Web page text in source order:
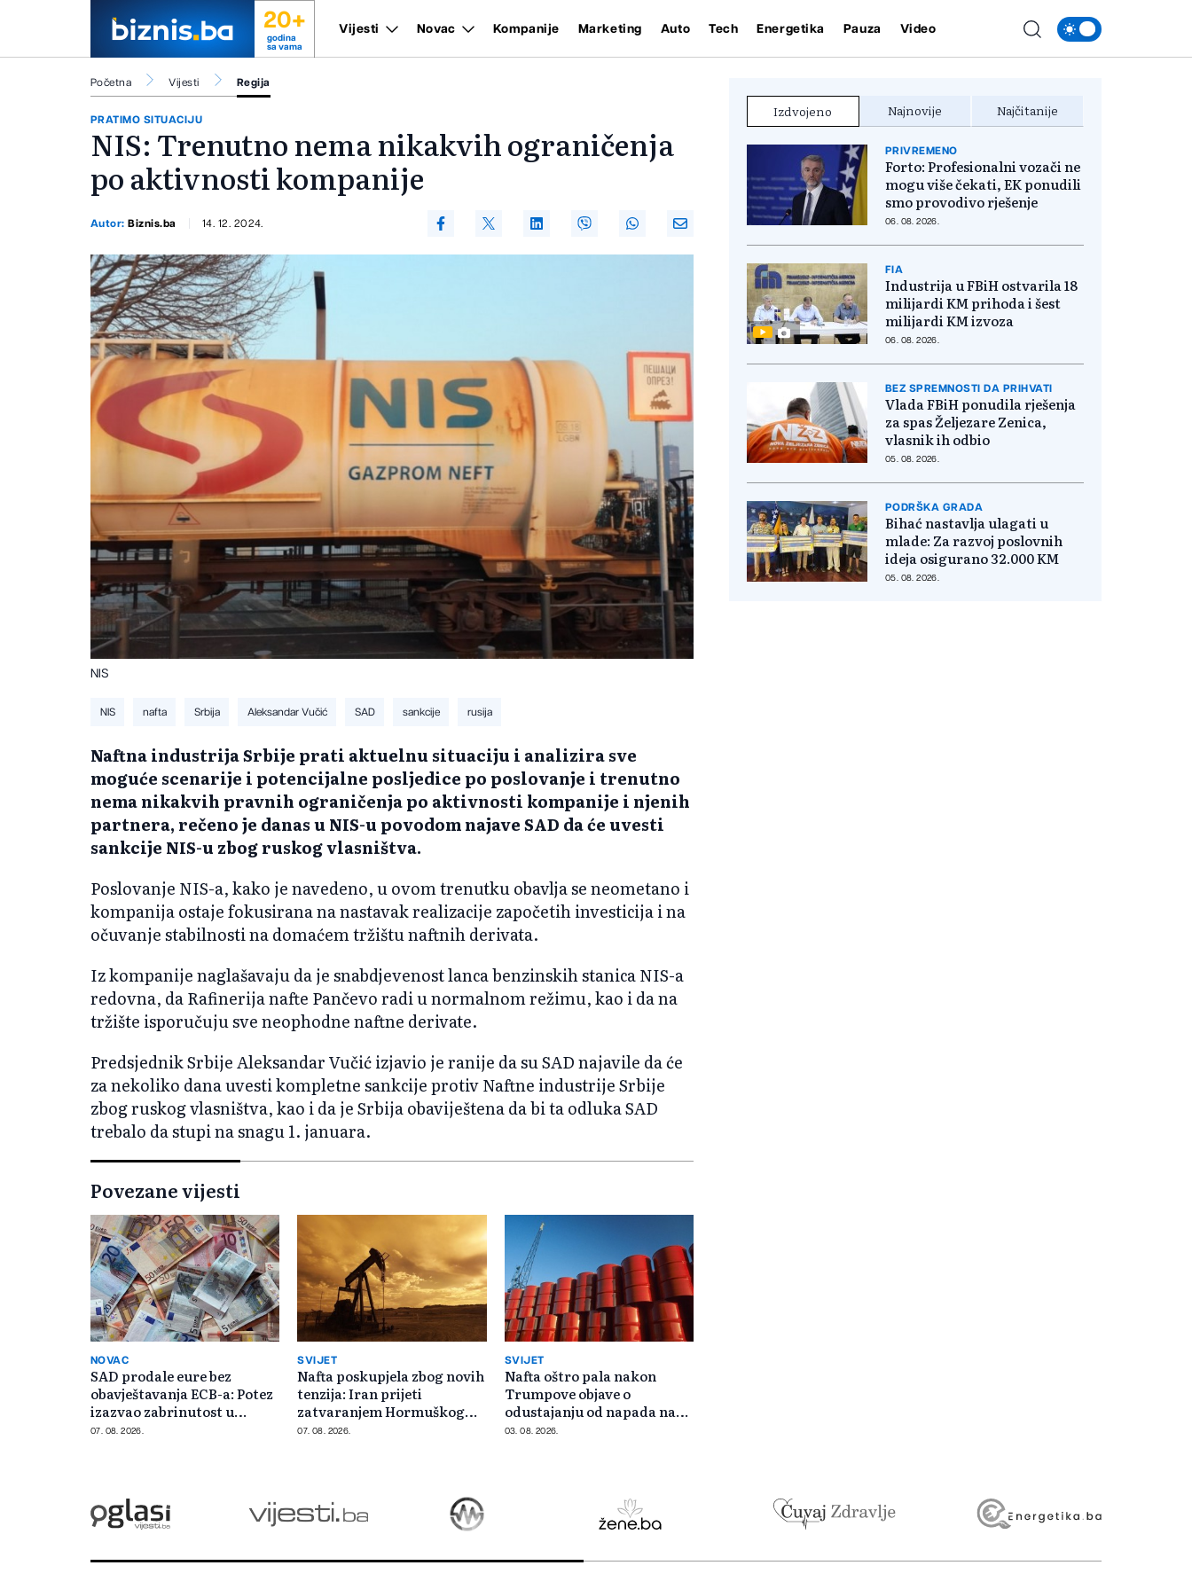
20+
godina
sa vama
Vijesti Novac Kompanije Marketing Auto Tech Energetika Pauza Video
Početna Vijesti Regija
PRATIMO SITUACIJU
NIS: Trenutno nema nikakvih ograničenja
po aktivnosti kompanije
Autor:Biznis.ba 14. 12. 2024.
NIS
NIS nafta Srbija Aleksandar Vučić SAD sankcije rusija
Naftna industrija Srbije prati aktuelnu situaciju i analizira sve
moguće scenarije i potencijalne posljedice po poslovanje i trenutno
nema nikakvih pravnih ograničenja po aktivnosti kompanije i njenih
partnera, rečeno je danas u NIS-u povodom najave SAD da će uvesti
sankcije NIS-u zbog ruskog vlasništva.
Poslovanje NIS-a, kako je navedeno, u ovom trenutku obavlja se neometano i
kompanija ostaje fokusirana na nastavak realizacije započetih investicija i na
očuvanje stabilnosti na domaćem tržištu naftnih derivata.
Iz kompanije naglašavaju da je snabdjevenost lanca benzinskih stanica NIS-a
redovna, da Rafinerija nafte Pančevo radi u normalnom režimu, kao i da na
tržište isporučuju sve neophodne naftne derivate.
Predsjednik Srbije Aleksandar Vučić izjavio je ranije da su SAD najavile da će
za nekoliko dana uvesti kompletne sankcije protiv Naftne industrije Srbije
zbog ruskog vlasništva, kao i da je Srbija obaviještena da bi ta odluka SAD
trebalo da stupi na snagu 1. januara.
Povezane vijesti
NOVAC
SAD prodale eure bez
obavještavanja ECB-a: Potez
izazvao zabrinutost u
Evropi
07. 08. 2026.
SVIJET
Nafta poskupjela zbog novih
tenzija: Iran prijeti
zatvaranjem Hormuškog
moreuza
07. 08. 2026.
SVIJET
Nafta oštro pala nakon
Trumpove objave o
odustajanju od napada na
Iran
03. 08. 2026.
Izdvojeno Najnovije Najčitanije
PRIVREMENO
Forto: Profesionalni vozači ne
mogu više čekati, EK ponudili
smo provodivo rješenje
06. 08. 2026.
FIA
Industrija u FBiH ostvarila 18
milijardi KM prihoda i šest
milijardi KM izvoza
06. 08. 2026.
BEZ SPREMNOSTI DA PRIHVATI
Vlada FBiH ponudila rješenja
za spas Željezare Zenica,
vlasnik ih odbio
05. 08. 2026.
PODRŠKA GRADA
Bihać nastavlja ulagati u
mlade: Za razvoj poslovnih
ideja osigurano 32.000 KM
05. 08. 2026.